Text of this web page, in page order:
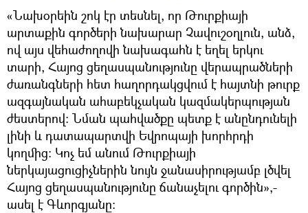
«Նախօրեին շոկ էր տեսնել, որ Թուրքիայի
արտաքին գործերի նախարար Չավուշօղլուն, անձ,
ով այս վեհաժողովի նախագահն է եղել երկու
տարի, Հայոց ցեղասպանությունը վերապրածների
ժառանգների հետ հաղորդակցվում է հայտնի թուրք
ազգայնական ահաբեկչական կազմակերպության
ժեստերով։ Նման պահվածքը պետք է անընդունելի
լինի և դատապարտվի Եվրոպայի խորհրդի
կողմից։ Կոչ եմ անում Թուրքիայի
ներկայացուցիչներին նույն ջանասիրությամբ լծվել
Հայոց ցեղասպանությունը ճանաչելու գործին»,-
ասել է Գևորգյանը։